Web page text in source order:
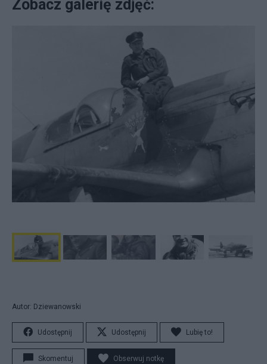
Zobacz galerię zdjęć:
Autor: Dziewanowski
Udostępnij Udostępnij Lubię to!
Skomentuj Obserwuj notkę